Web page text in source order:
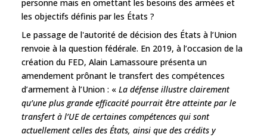
personne mais en omettant les besoins des armées et
les objectifs définis par les États ?
Le passage de l'autorité de décision des États à l’Union
renvoie à la question fédérale. En 2019, à l’occasion de la
création du FED, Alain Lamassoure présenta un
amendement prônant le transfert des compétences
d’armement à l’Union : « La défense illustre clairement
qu’une plus grande efficacité pourrait être atteinte par le
transfert à l’UE de certaines compétences qui sont
actuellement celles des États, ainsi que des crédits y